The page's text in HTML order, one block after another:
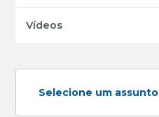
Vídeos
Selecione um assunto